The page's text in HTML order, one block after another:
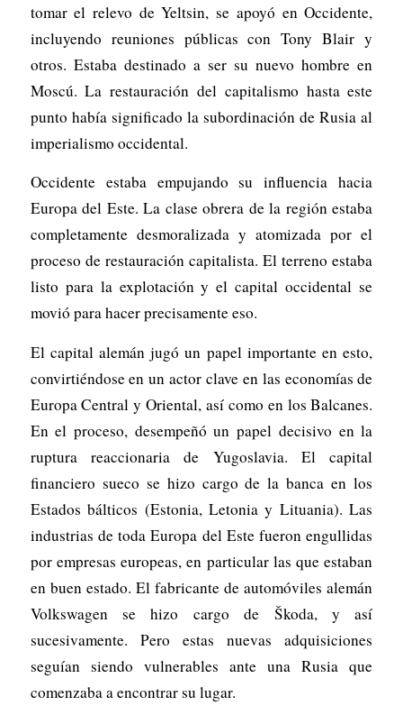
tomar el relevo de Yeltsin, se apoyó en Occidente,
incluyendo reuniones públicas con Tony Blair y
otros. Estaba destinado a ser su nuevo hombre en
Moscú. La restauración del capitalismo hasta este
punto había significado la subordinación de Rusia al
imperialismo occidental.
Occidente estaba empujando su influencia hacia
Europa del Este. La clase obrera de la región estaba
completamente desmoralizada y atomizada por el
proceso de restauración capitalista. El terreno estaba
listo para la explotación y el capital occidental se
movió para hacer precisamente eso.
El capital alemán jugó un papel importante en esto,
convirtiéndose en un actor clave en las economías de
Europa Central y Oriental, así como en los Balcanes.
En el proceso, desempeñó un papel decisivo en la
ruptura reaccionaria de Yugoslavia. El capital
financiero sueco se hizo cargo de la banca en los
Estados bálticos (Estonia, Letonia y Lituania). Las
industrias de toda Europa del Este fueron engullidas
por empresas europeas, en particular las que estaban
en buen estado. El fabricante de automóviles alemán
Volkswagen se hizo cargo de Škoda, y así
sucesivamente. Pero estas nuevas adquisiciones
seguían siendo vulnerables ante una Rusia que
comenzaba a encontrar su lugar.